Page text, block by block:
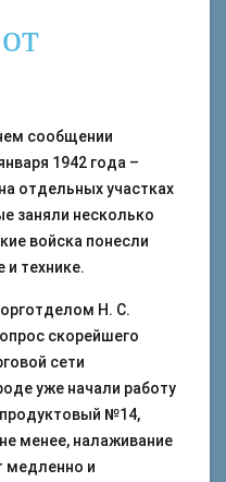
сообщении
1942 года –
отдельных участках
заняли несколько
войска понесли
и технике.
Н. С.
скорейшего
сети
уже начали работу
№14,
менее, налаживание
медленно и